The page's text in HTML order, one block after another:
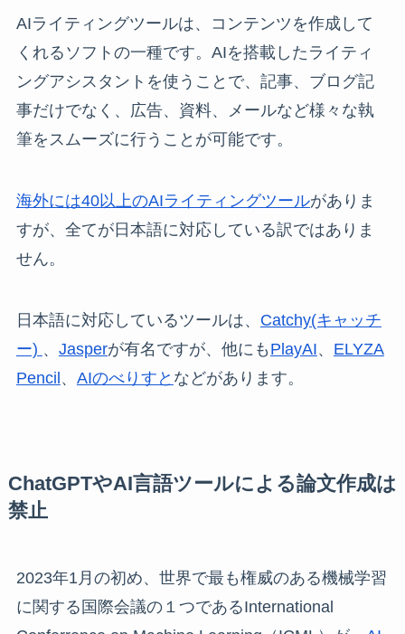
AIライティングツールは、コンテンツを作成して
くれるソフトの一種です。AIを搭載したライティ
ングアシスタントを使うことで、記事、ブログ記
事だけでなく、広告、資料、メールなど様々な執
筆をスムーズに行うことが可能です。
海外には40以上のAIライティングツールがありま
すが、全てが日本語に対応している訳ではありま
せん。
日本語に対応しているツールは、 Catchy(キャッチ
ー) 、 Jasperが有名ですが、他にも PlayAI、 ELYZA
Pencil 、 AIのべりすと などがあります。
ChatGPTやAI言語ツールによる論文作成は
禁止
2023年1月の初め、世界で最も権威のある機械学習
に関する国際会議の１つであるInternational